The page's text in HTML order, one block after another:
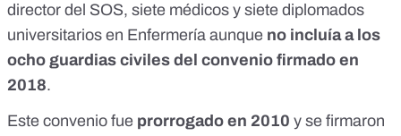
director del SOS, siete médicos y siete diplomados
universitarios en Enfermería aunque no incluía a los
ocho guardias civiles del convenio firmado en
2018.
Este convenio fue prorrogado en 2010 y se firmaron